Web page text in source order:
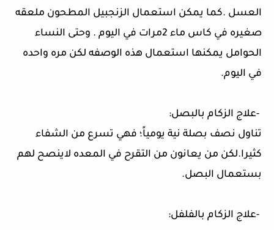
العسل .كما يمكن استعمال الزنجبيل المطحون ملعقه
صغيره في كاس ماء 2مرات في اليوم . وحتى النساء
الحوامل يمكنها استعمال هذه الوصفه لكن مره واحده
في اليوم.
-علاج الزكام بالبصل:
تناول نصف بصلة نية يومياً؛ فهي تسرع من الشفاء
كثيرا.لكن من يعانون من التقرح في المعده لاينصح لهم
بستعمال البصل.
-علاج الزكام بالفلفل: